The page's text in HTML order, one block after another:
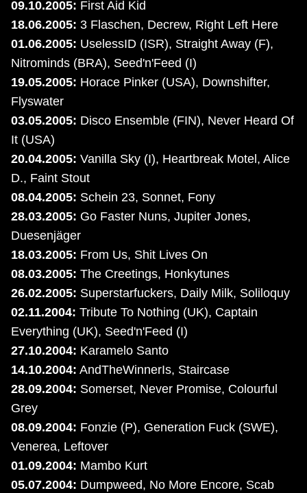
09.10.2005: First Aid Kid
18.06.2005: 3 Flaschen, Decrew, Right Left Here
01.06.2005: UselessID (ISR), Straight Away (F),
Nitrominds (BRA), Seed'n'Feed (I)
19.05.2005: Horace Pinker (USA), Downshifter,
Flyswater
03.05.2005: Disco Ensemble (FIN), Never Heard Of
It (USA)
20.04.2005: Vanilla Sky (I), Heartbreak Motel, Alice
D., Faint Stout
08.04.2005: Schein 23, Sonnet, Fony
28.03.2005: Go Faster Nuns, Jupiter Jones,
Duesenjäger
18.03.2005: From Us, Shit Lives On
08.03.2005: The Creetings, Honkytunes
26.02.2005: Superstarfuckers, Daily Milk, Soliloquy
02.11.2004: Tribute To Nothing (UK), Captain
Everything (UK), Seed'n'Feed (I)
27.10.2004: Karamelo Santo
14.10.2004: AndTheWinnerIs, Staircase
28.09.2004: Somerset, Never Promise, Colourful
Grey
08.09.2004: Fonzie (P), Generation Fuck (SWE),
Venerea, Leftover
01.09.2004: Mambo Kurt
05.07.2004: Dumpweed, No More Encore, Scab